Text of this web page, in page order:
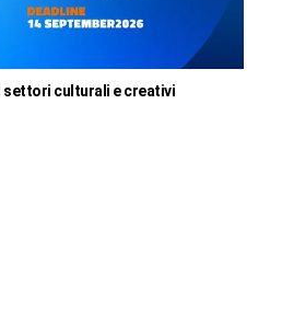
settori culturali e creativi